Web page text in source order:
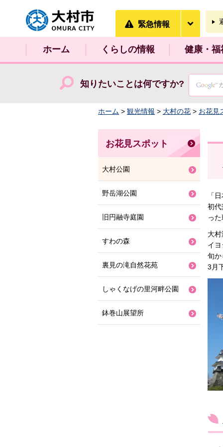
大村市
緊急情報
ホーム くらしの情報 健康・福
知りたいことは何ですか?
ホーム > 観光情報 > 大村の花 > お花見
「
初代
っ
大
イ
旬か
3月
お花見スポット
大村公園
野岳湖公園
旧円融寺庭園
すわの森
裏見の滝自然花苑
しゃくなげの里河畔公園
鉢巻山展望所